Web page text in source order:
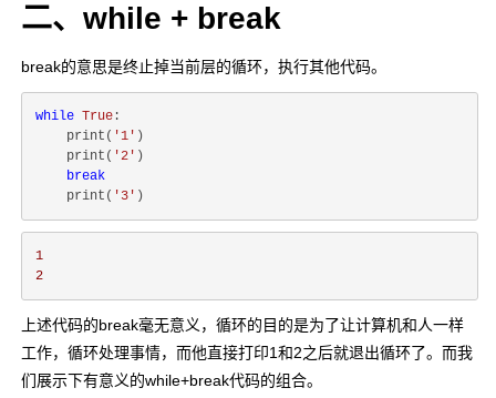
二、while + break
break的意思是终止掉当前层的循环，执行其他代码。
while True :
    print(
'1' )
    print(
'2' )
break
    print(
'3'
1
2
上述代码的break毫无意义，循环的目的是为了让计算机和人一样
工作，循环处理事情，而他直接打印1和2之后就退出循环了。而我
们展示下有意义的while+break代码的组合。